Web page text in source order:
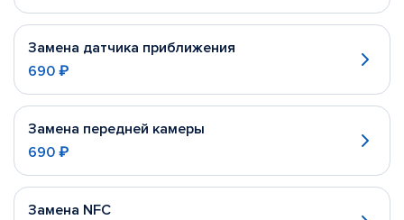
Замена датчика приближения
690 ₽
Замена передней камеры
690 ₽
Замена NFC